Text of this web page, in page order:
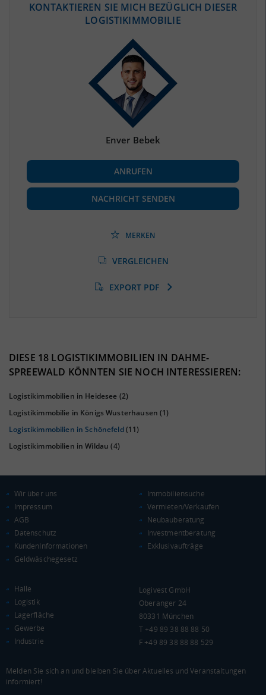
(STAND: 12/2019)
(Landkreis / Kreisfreie Stadt)
BESCHÄFTIGUNG
Beschäftigte
(Landkreis / Kreisfreie Stadt)
70.331
(Landkreis / Kreisfreie Stadt)
(Stand: 01/2020)
41%
KAUFKRAFT
Euro pro Kopf
(Landkreis / Kreisfreie Stadt)
Kaufkraftindex
(Landkreis / Kreisfreie Stadt)
0 € 20.000 € 40.000 €
Landkreis / Kreisfreie Stadt
Bundesland
Deutschland
KONTAKTIEREN SIE MICH BEZÜGLICH DIESER
LOGISTIKIMMOBILIE
Enver Bebek
ANRUFEN
NACHRICHT SENDEN
MERKEN
VERGLEICHEN
EXPORT PDF
DIESE 18 LOGISTIKIMMOBILIEN IN DAHME-
SPREEWALD KÖNNTEN SIE NOCH INTERESSIEREN:
Logistikimmobilien in Heidesee (2)
Logistikimmobilie in Königs Wusterhausen (1)
Logistikimmobilien in Schönefeld(11)
Logistikimmobilien in Wildau (4)
Wir über uns
Impressum
AGB
Datenschutz
KundenInformationen
Geldwäschegesetz
Immobiliensuche
Vermieten/Verkaufen
Neubauberatung
Investmentberatung
Exklusivaufträge
Halle
Logistik
Lagerfläche
Gewerbe
Industrie
Logivest GmbH
Oberanger 24
80331 München
T +49 89 38 88 88 50
F +49 89 38 88 88 529
Melden Sie sich an und bleiben Sie über Aktuelles und Veranstaltungen
informiert!